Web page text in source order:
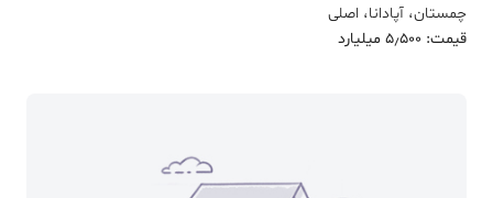
چمستان، آپادانا، اصلی
قیمت: 5٫500 میلیارد